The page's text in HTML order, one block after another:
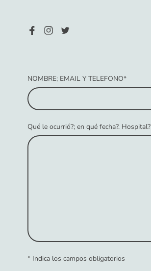
NOMBRE; EMAIL Y TELEFONO*
Qué le ocurrió?; en qué fecha?. Hospital?
* Indica los campos obligatorios